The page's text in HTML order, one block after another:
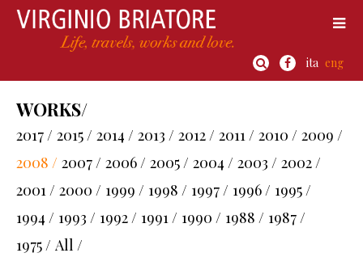
ita eng
WORKS/
2017 / 2015 / 2014 / 2013 / 2012 / 2011 / 2010 / 2009 /
2008 / 2007 / 2006 / 2005 / 2004 / 2003 / 2002 /
2001 / 2000 / 1999 / 1998 / 1997 / 1996 / 1995 /
1994 / 1993 / 1992 / 1991 / 1990 / 1988 / 1987 /
1975 / All /